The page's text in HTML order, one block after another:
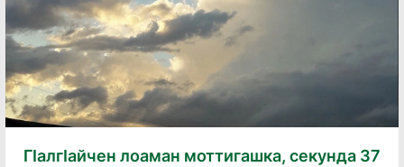
ГӀалгӀайчен лоаман моттигашка, секунда 37